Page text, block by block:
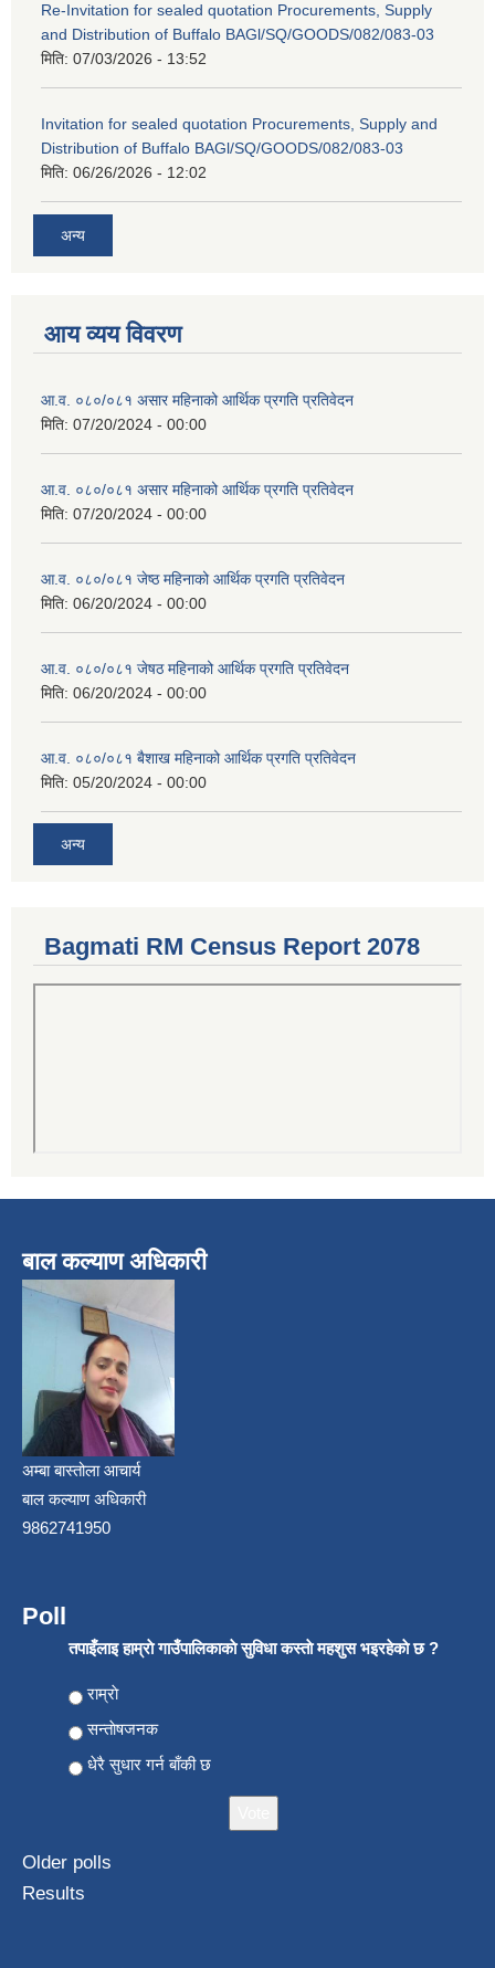
Re-Invitation for sealed quotation Procurements, Supply
and Distribution of Buffalo BAGl/SQ/GOODS/082/083-03
मिति: 07/03/2026 - 13:52
Invitation for sealed quotation Procurements, Supply and
Distribution of Buffalo BAGl/SQ/GOODS/082/083-03
मिति: 06/26/2026 - 12:02
अन्य
आय व्यय विवरण
आ.व. ०८०/०८१ असार महिनाको आर्थिक प्रगति प्रतिवेदन
मिति: 07/20/2024 - 00:00
आ.व. ०८०/०८१ असार महिनाको आर्थिक प्रगति प्रतिवेदन
मिति: 07/20/2024 - 00:00
आ.व. ०८०/०८१ जेष्ठ महिनाको आर्थिक प्रगति प्रतिवेदन
मिति: 06/20/2024 - 00:00
आ.व. ०८०/०८१ जेषठ महिनाको आर्थिक प्रगति प्रतिवेदन
मिति: 06/20/2024 - 00:00
आ.व. ०८०/०८१ बैशाख महिनाको आर्थिक प्रगति प्रतिवेदन
मिति: 05/20/2024 - 00:00
अन्य
Bagmati RM Census Report 2078
बाल कल्याण अधिकारी
अम्बा बास्तोला आचार्य
बाल कल्याण अधिकारी
9862741950
Poll
तपाइँलाइ हाम्राे गाउँपालिकाकाे सुविधा कस्ताे महशुस भइरहेकाे छ ?
Choices
राम्राे
सन्ताेषजनक
धेरै सुधार गर्न बाँकी छ
Older polls
Results